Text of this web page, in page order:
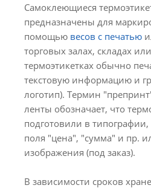
Самоклеющиеся
предназначены для
помощью весов с печатью
торговых залах, складах
термоэтикетках обычно
текстовую информацию и
логотип). Термин
ленты обозначает, что
подготовили в
поля "цена", "сумма" и пр.
изображения (под заказ).
В зависимости сроков